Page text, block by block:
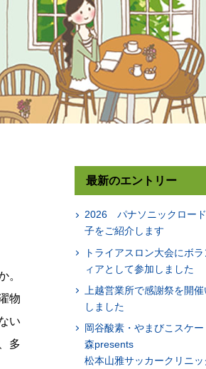
。
物
い
多
最新のエントリー
2026 パナソニックロー
子をご紹介します
トライアスロン大会にボラ
ィアとして参加しました
上越営業所で感謝祭を開
しました
岡谷酸素・やまびこスケ
森presents
松本山雅サッカークリニッ